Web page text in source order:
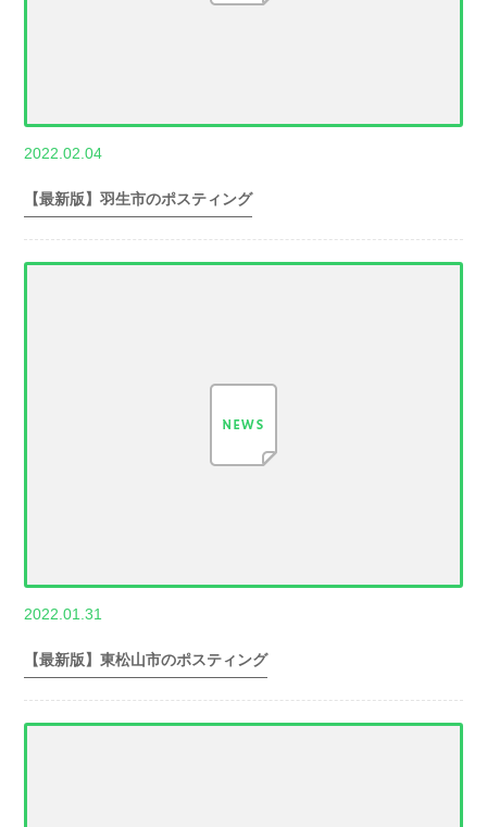
2022.02.04
【最新版】羽生市のポスティング
2022.01.31
【最新版】東松山市のポスティング